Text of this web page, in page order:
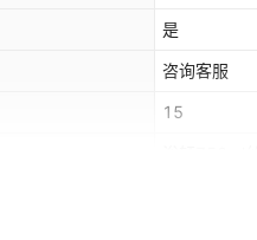
是
咨询客服
15
浴轩750ml